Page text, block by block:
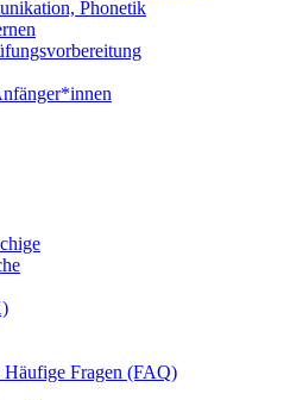
Phonetik
Fragen (FAQ)